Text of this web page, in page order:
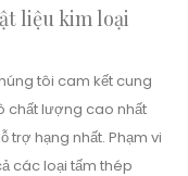
liệu kim loại
tôi cam kết cung
chất lượng cao nhất
hạng nhất. Phạm vi
các loại tấm thép